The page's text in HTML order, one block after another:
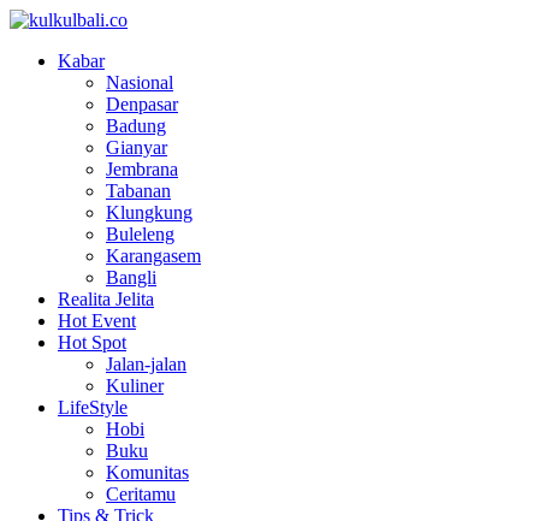
Kabar
Nasional
Denpasar
Badung
Gianyar
Jembrana
Tabanan
Klungkung
Buleleng
Karangasem
Bangli
Realita Jelita
Hot Event
Hot Spot
Jalan-jalan
Kuliner
LifeStyle
Hobi
Buku
Komunitas
Ceritamu
Tips & Trick